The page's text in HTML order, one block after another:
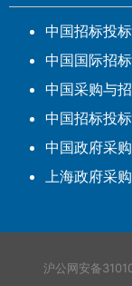
中国招标投
中国国际招
中国采购与
中国招标投
中国政府采
上海政府采
沪公网安备